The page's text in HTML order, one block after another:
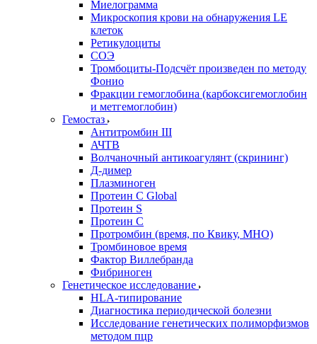
Миелограмма
Микроскопия крови на обнаружения LE
клеток
Ретикулоциты
СОЭ
Тромбоциты-Подсчёт произведен по методу
Фонио
Фракции гемоглобина (карбоксигемоглобин
и метгемоглобин)
Гемостаз
Антитромбин III
АЧТВ
Волчаночный антикоагулянт (скрининг)
Д-димер
Плазминоген
Протеин C Global
Протеин S
Протеин С
Протромбин (время, по Квику, МНО)
Тромбиновое время
Фактор Виллебранда
Фибриноген
Генетическое исследование
HLA-типирование
Диагностика периодической болезни
Исследование генетических полиморфизмов
методом пцр